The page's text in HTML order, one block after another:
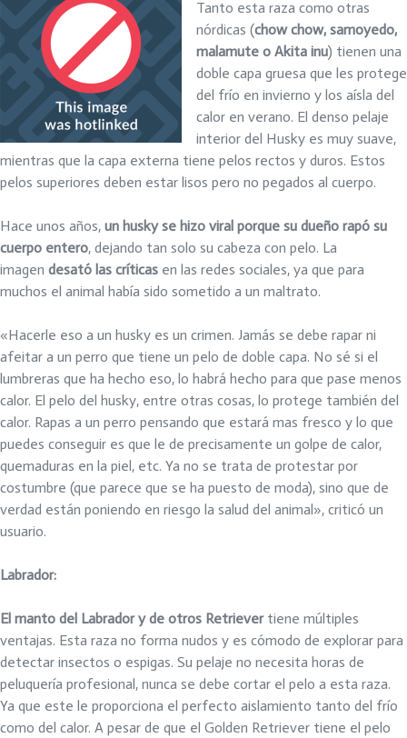
Tanto esta raza como otras
nórdicas (chow chow, samoyedo,
malamute o Akita inu) tienen una
doble capa gruesa que les protege
del frío en invierno y los aísla del
calor en verano. El denso pelaje
interior del Husky es muy suave,
mientras que la capa externa tiene pelos rectos y duros. Estos
pelos superiores deben estar lisos pero no pegados al cuerpo.
Hace unos años, un husky se hizo viral porque su dueño rapó su
cuerpo entero, dejando tan solo su cabeza con pelo. La
imagen desató las críticas en las redes sociales, ya que para
muchos el animal había sido sometido a un maltrato.
«Hacerle eso a un husky es un crimen. Jamás se debe rapar ni
afeitar a un perro que tiene un pelo de doble capa. No sé si el
lumbreras que ha hecho eso, lo habrá hecho para que pase menos
calor. El pelo del husky, entre otras cosas, lo protege también del
calor. Rapas a un perro pensando que estará mas fresco y lo que
puedes conseguir es que le de precisamente un golpe de calor,
quemaduras en la piel, etc. Ya no se trata de protestar por
costumbre (que parece que se ha puesto de moda), sino que de
verdad están poniendo en riesgo la salud del animal», criticó un
usuario.
Labrador:
El manto del Labrador y de otros Retrievertiene múltiples
ventajas. Esta raza no forma nudos y es cómodo de explorar para
detectar insectos o espigas. Su pelaje no necesita horas de
peluquería profesional, nunca se debe cortar el pelo a esta raza.
Ya que este le proporciona el perfecto aislamiento tanto del frío
como del calor. A pesar de que el Golden Retriever tiene el pelo